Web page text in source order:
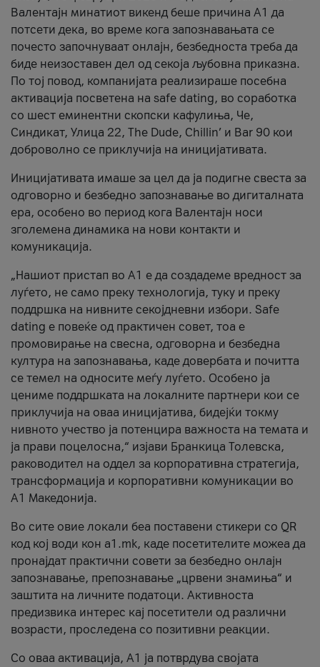
Валентајн минатиот викенд беше причина А1 да
потсети дека, во време кога запознавањата се
почесто започнуваат онлајн, безбедноста треба да
биде неизоставен дел од секоја љубовна приказна.
По тој повод, компанијата реализираше посебна
активација посветена на safe dating, во соработка
со шест еминентни скопски кафулиња, Че,
Синдикат, Улица 22, The Dude, Chillin’ и Bar 90 кои
доброволно се приклучија на иницијативата.
Иницијативата имаше за цел да ја подигне свеста за
одговорно и безбедно запознавање во дигиталната
ера, особено во период кога Валентајн носи
зголемена динамика на нови контакти и
комуникација.
„Нашиот пристап во А1 е да создадеме вредност за
луѓето, не само преку технологија, туку и преку
поддршка на нивните секојдневни избори. Safe
dating е повеќе од практичен совет, тоа е
промовирање на свесна, одговорна и безбедна
култура на запознавања, каде довербата и почитта
се темел на односите меѓу луѓето. Особено ја
цениме поддршката на локалните партнери кои се
приклучија на оваа иницијатива, бидејќи токму
нивното учество ја потенцира важноста на темата и
ја прави поцелосна,“ изјави Бранкица Толевска,
раководител на оддел за корпоративна стратегија,
трансформација и корпоративни комуникации во
А1 Македонија.
Во сите овие локали беа поставени стикери со QR
код кој води кон a1.mk, каде посетителите можеа да
пронајдат практични совети за безбедно онлајн
запознавање, препознавање „црвени знамиња“ и
заштита на личните податоци. Активноста
предизвика интерес кај посетители од различни
возрасти, проследена со позитивни реакции.
Со оваа активација, А1 ја потврдува својата